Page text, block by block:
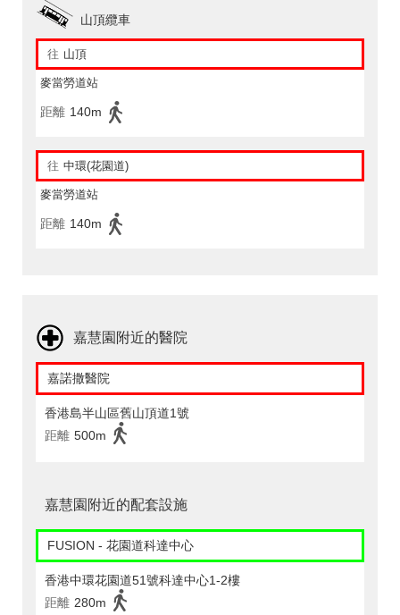
山頂纜車
往 山頂
麥當勞道站
距離 140m
往 中環(花園道)
麥當勞道站
距離 140m
嘉慧園附近的醫院
嘉諾撒醫院
香港島半山區舊山頂道1號
距離 500m
嘉慧園附近的配套設施
FUSION - 花園道科達中心
香港中環花園道51號科達中心1-2樓
距離 280m